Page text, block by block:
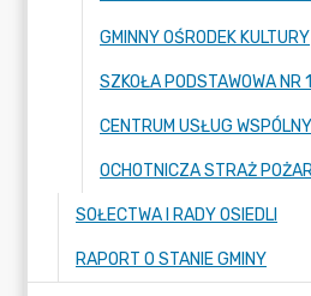
GMINNY OŚRODEK KULTURY
SOŁECTWA I RADY OSIEDLI
RAPORT O STANIE GMINY